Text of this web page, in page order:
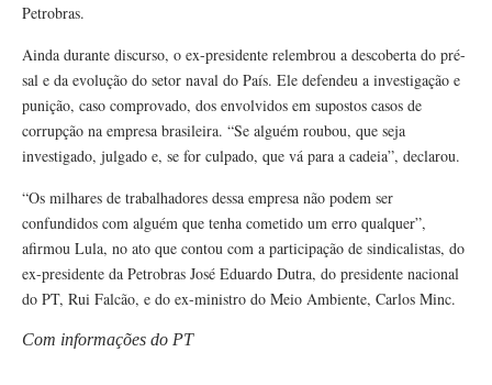
Petrobras.
Ainda durante discurso, o ex-presidente relembrou a descoberta do pré-
sal e da evolução do setor naval do País. Ele defendeu a investigação e
punição, caso comprovado, dos envolvidos em supostos casos de
corrupção na empresa brasileira. “Se alguém roubou, que seja
investigado, julgado e, se for culpado, que vá para a cadeia”, declarou.
“Os milhares de trabalhadores dessa empresa não podem ser
confundidos com alguém que tenha cometido um erro qualquer”,
afirmou Lula, no ato que contou com a participação de sindicalistas, do
ex-presidente da Petrobras José Eduardo Dutra, do presidente nacional
do PT, Rui Falcão, e do ex-ministro do Meio Ambiente, Carlos Minc.
Com informações do PT